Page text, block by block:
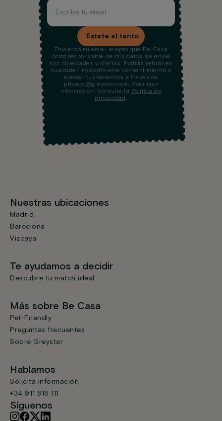
Estate al tanto
Enviando mi email acepto que Be Casa
como responsable de mis datos me envíe
sus novedades y ofertas. Podrás retirar en
cualquier momento este consentimiento o
ejercer tus derechos a través de
privacy@greystar.com. Para mas
información, consulte la Política de
privacidad.
Nuestras ubicaciones
Madrid
Barcelona
Vizcaya
Te ayudamos a decidir
Descubre tu match ideal
Más sobre Be Casa
Pet-Friendly
Preguntas frecuentes
Sobre Greystar
Hablamos
Solicita información
+34 911 818 111
Síguenos